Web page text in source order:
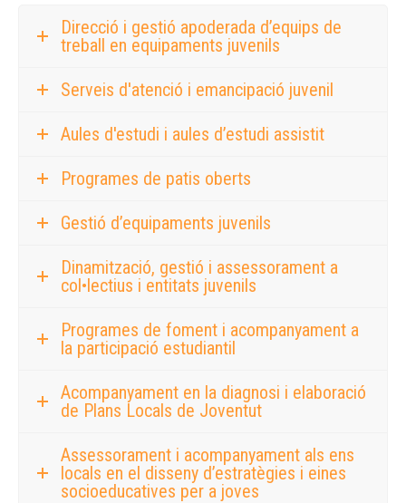
Direcció i gestió apoderada d’equips de
treball en equipaments juvenils
Serveis d'atenció i emancipació juvenil
Aules d'estudi i aules d’estudi assistit
Programes de patis oberts
Gestió d’equipaments juvenils
Dinamització, gestió i assessorament a
col•lectius i entitats juvenils
Programes de foment i acompanyament a
la participació estudiantil
Acompanyament en la diagnosi i elaboració
de Plans Locals de Joventut
Assessorament i acompanyament als ens
locals en el disseny d’estratègies i eines
socioeducatives per a joves